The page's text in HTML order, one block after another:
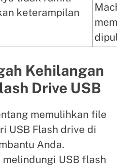
keterampilan
Kehilangan
Drive USB
memulihkan file
USB Flash drive di
Anda.
USB flash